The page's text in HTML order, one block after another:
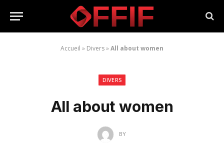
Accueil » Divers»All about women
DIVERS
All about women
BY